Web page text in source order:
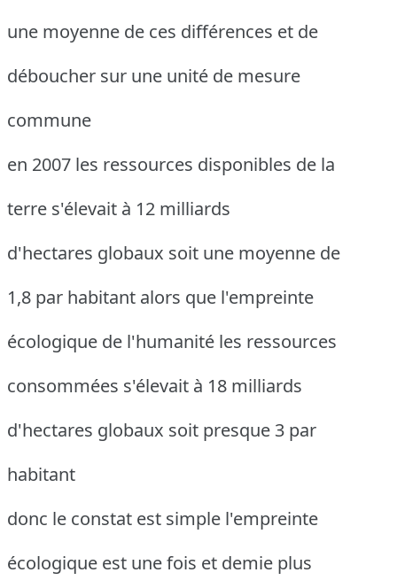
une moyenne de ces différences et de
déboucher sur une unité de mesure
commune
en 2007 les ressources disponibles de la
terre s'élevait à 12 milliards
d'hectares globaux soit une moyenne de
1,8 par habitant alors que l'empreinte
écologique de l'humanité les ressources
consommées s'élevait à 18 milliards
d'hectares globaux soit presque 3 par
habitant
donc le constat est simple l'empreinte
écologique est une fois et demie plus